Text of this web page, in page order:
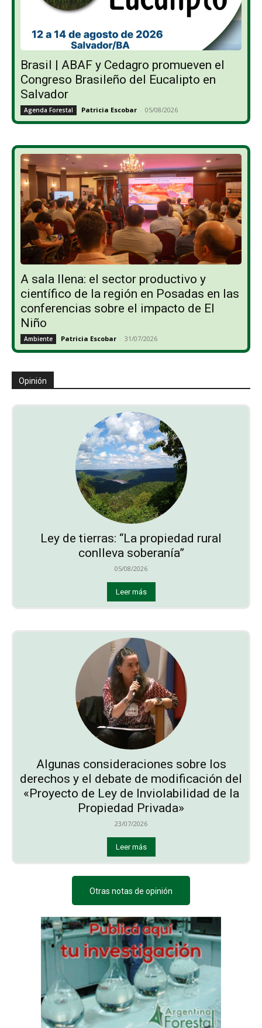
Brasil | ABAF y Cedagro promueven el
Congreso Brasileño del Eucalipto en
Salvador
Agenda Forestal Patricia Escobar - 05/08/2026
A sala llena: el sector productivo y
científico de la región en Posadas en las
conferencias sobre el impacto de El
Niño
Ambiente Patricia Escobar - 31/07/2026
Opinión
Ley de tierras: “La propiedad rural
conlleva soberanía”
05/08/2026
Leer más
Algunas consideraciones sobre los
derechos y el debate de modificación del
«Proyecto de Ley de Inviolabilidad de la
Propiedad Privada»
23/07/2026
Leer más
Otras notas de opinión